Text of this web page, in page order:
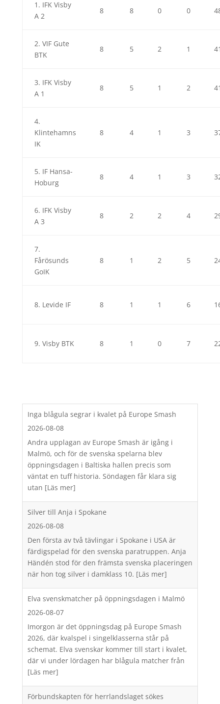
1. IFK Visby
A 2
8 8 0 0
2. VIF Gute
BTK
8 5 2 1
3. IFK Visby
A 1
8 5 1 2
4.
Klintehamns
IK
8 4 1 3
5. IF Hansa-
Hoburg
8 4 1 3
6. IFK Visby
A 3
8 2 2 4
7.
Fårösunds
GoIK
8 1 2 5
8. Levide IF 8 1 1 6
9. Visby BTK 8 1 0 7
Inga blågula segrar i kvalet på Europe Smash
2026-08-08
Andra upplagan av Europe Smash är igång i
Malmö, och för de svenska spelarna blev
öppningsdagen i Baltiska hallen precis som
väntat en tuff historia. Söndagen får klara sig
utan [Läs mer]
Silver till Anja i Spokane
2026-08-08
Den första av två tävlingar i Spokane i USA är
färdigspelad för den svenska paratruppen. Anja
Händén stod för den främsta svenska placeringen
när hon tog silver i damklass 10. [Läs mer]
Elva svenskmatcher på öppningsdagen i Malmö
2026-08-07
Imorgon är det öppningsdag på Europe Smash
2026, där kvalspel i singelklasserna står på
schemat. Elva svenskar kommer till start i kvalet,
där vi under lördagen har blågula matcher från
[Läs mer]
Förbundskapten för herrlandslaget sökes